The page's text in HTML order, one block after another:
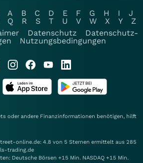
A B C D E F G H I
J
Q R S T U V W X Y
Z
Datenschutz
Datenschutz-
Nutzungsbedingungen
oder andere Finanzinformationen benötigen, hilft
online.de: 4.8 von 5 Sternen ermittelt aus 285
trading.de
Deutsche Börsen +15 Min. NASDAQ +15 Min.